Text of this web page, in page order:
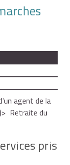
agent de la
Retraite du
pris